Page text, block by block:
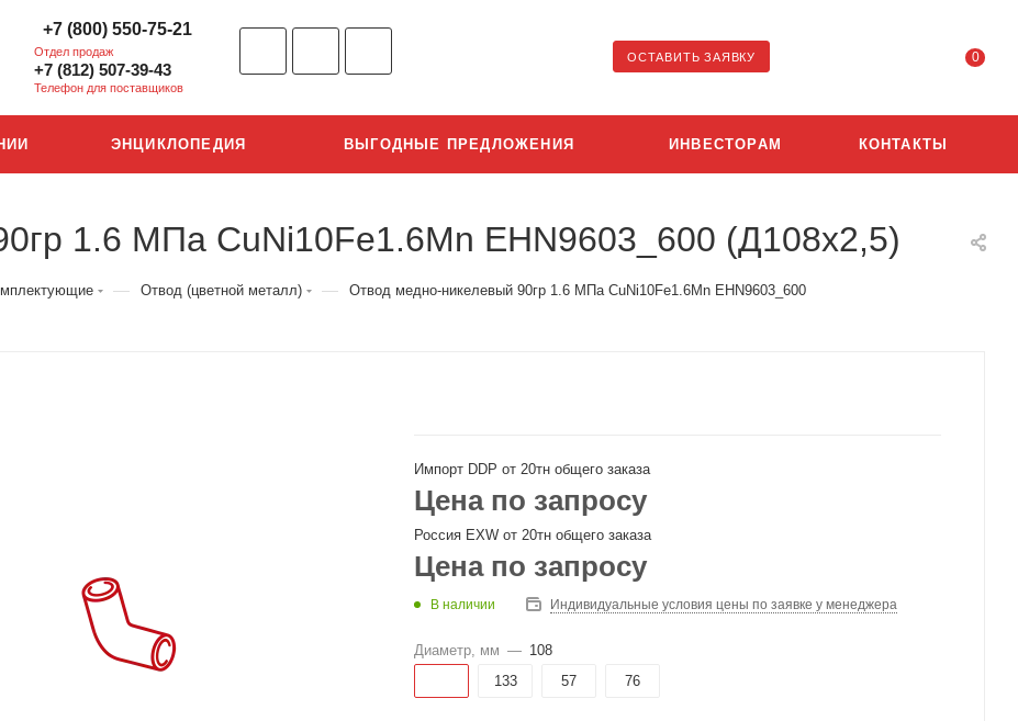
+7 (800) 550-75-21
Отдел продаж
+7 (812) 507-39-43
Телефон для поставщиков
ОСТАВИТЬ ЗАЯВКУ 0
ЭНЦИКЛОПЕДИЯ ВЫГОДНЫЕ ПРЕДЛОЖЕНИЯ ИНВЕСТОРАМ КОНТАКТЫ
1.6 МПа CuNi10Fe1.6Mn EHN9603_600 (Д108х2,5)
— Отвод (цветной металл) — Отвод медно-никелевый 90гр 1.6 МПа CuNi10Fe1.6Mn EHN9603_600
Импорт DDP от 20тн общего заказа
Цена по запросу
Россия EXW от 20тн общего заказа
Цена по запросу
В наличии Индивидуальные условия цены по заявке у менеджера
Диаметр, мм — 108
133 57 76